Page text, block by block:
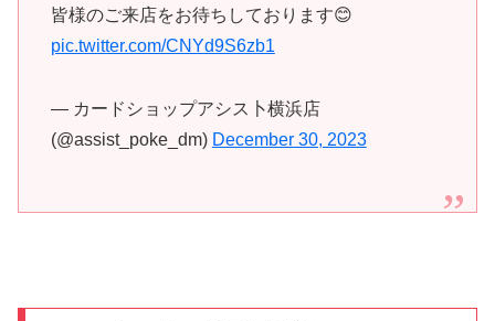
皆様のご来店をお待ちしております😊
pic.twitter.com/CNYd9S6zb1
— カードショップアシス卜横浜店
(@assist_poke_dm) December 30, 2023